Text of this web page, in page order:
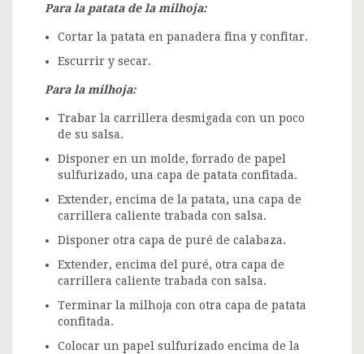
Para la patata de la milhoja:
Cortar la patata en panadera fina y confitar.
Escurrir y secar.
Para la milhoja:
Trabar la carrillera desmigada con un poco
de su salsa.
Disponer en un molde, forrado de papel
sulfurizado, una capa de patata confitada.
Extender, encima de la patata, una capa de
carrillera caliente trabada con salsa.
Disponer otra capa de puré de calabaza.
Extender, encima del puré, otra capa de
carrillera caliente trabada con salsa.
Terminar la milhoja con otra capa de patata
confitada.
Colocar un papel sulfurizado encima de la